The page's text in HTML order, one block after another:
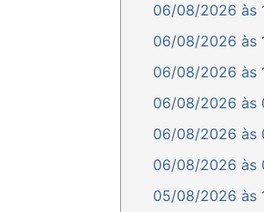
06/08/2026 às
06/08/2026 às
06/08/2026 às
06/08/2026 às
06/08/2026 às
06/08/2026 às
05/08/2026 às